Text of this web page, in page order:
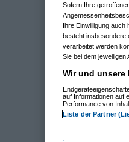
Sofern Ihre
Ihre Einwilligung auch
besteht insbesondere
verarbeitet werden
Sie bei dem jeweiligen
Wir und unsere
auf Informationen auf
Performance von
Liste der Partner